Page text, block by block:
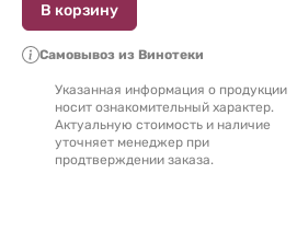
В корзину
Самовывоз из Винотеки
Указанная информация о продукции
носит ознакомительный характер.
Актуальную стоимость и наличие
уточняет менеджер при
продтверждении заказа.